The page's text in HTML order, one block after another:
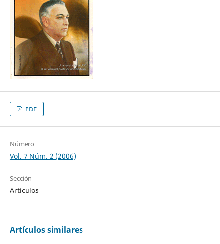
PDF
Número
Vol. 7 Núm. 2 (2006)
Sección
Artículos
Artículos similares